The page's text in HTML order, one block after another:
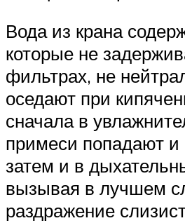
Вода из крана
которые не
фильтрах, не
оседают при
сначала в
примеси попадают и
затем и в
вызывая в лучшем
раздражение